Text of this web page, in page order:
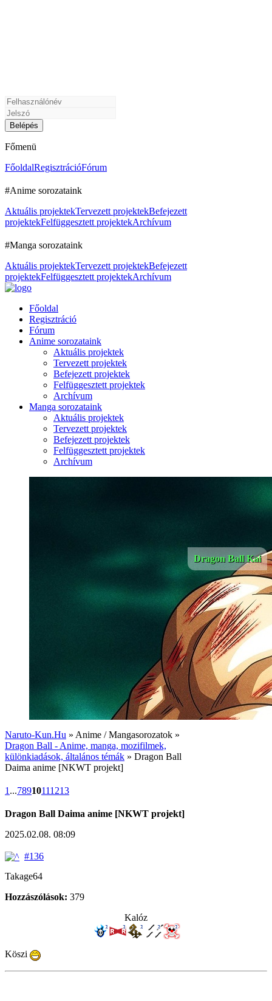
Főmenü
FőoldalRegisztrációFórum
#Anime sorozataink
Aktuális projektekTervezett projektekBefejezett
projektekFelfüggesztett projektekArchívum
#Manga sorozataink
Aktuális projektekTervezett projektekBefejezett
projektekFelfüggesztett projektekArchívum
Főoldal
Regisztráció
Fórum
Anime sorozataink
Aktuális projektek
Tervezett projektek
Befejezett projektek
Felfüggesztett projektek
Archívum
Manga sorozataink
Aktuális projektek
Tervezett projektek
Befejezett projektek
Felfüggesztett projektek
Archívum
Dragon Ball Kai
Naruto-Kun.Hu » Anime / Mangasorozatok »
Dragon Ball - Anime, manga, mozifilmek,
különkiadások, általános témák » Dragon Ball
Daima anime [NKWT projekt]
1 ...78910111213
Dragon Ball Daima anime [NKWT projekt]
2025.02.08. 08:09
#136
Takage64
Hozzászólások: 379
Kalóz
Köszi